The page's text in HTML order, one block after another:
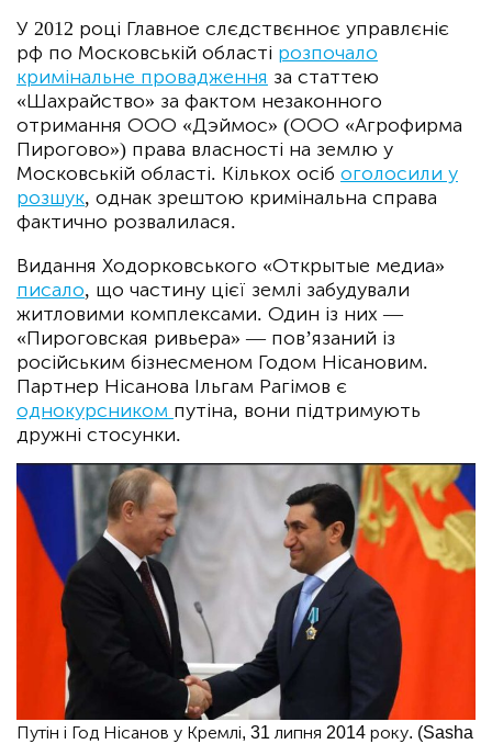
У 2012 році Главное слєдствєнноє управлєніє
рф по Московській області розпочало
кримінальне провадження за статтею
«Шахрайство» за фактом незаконного
отримання ООО «Дэймос» (ООО «Агрофирма
Пирогово») права власності на землю у
Московській області. Кількох осіб оголосили у
розшук, однак зрештою кримінальна справа
фактично розвалилася.
Видання Ходорковського «Открытые медиа»
писало, що частину цієї землі забудували
житловими комплексами. Один із них —
«Пироговская ривьера» — пов’язаний із
російським бізнесменом Годом Нісановим.
Партнер Нісанова Ільгам Рагімов є
однокурсником путіна, вони підтримують
дружні стосунки.
Путін і Год Нісанов у Кремлі, 31 липня 2014 року. (Sasha